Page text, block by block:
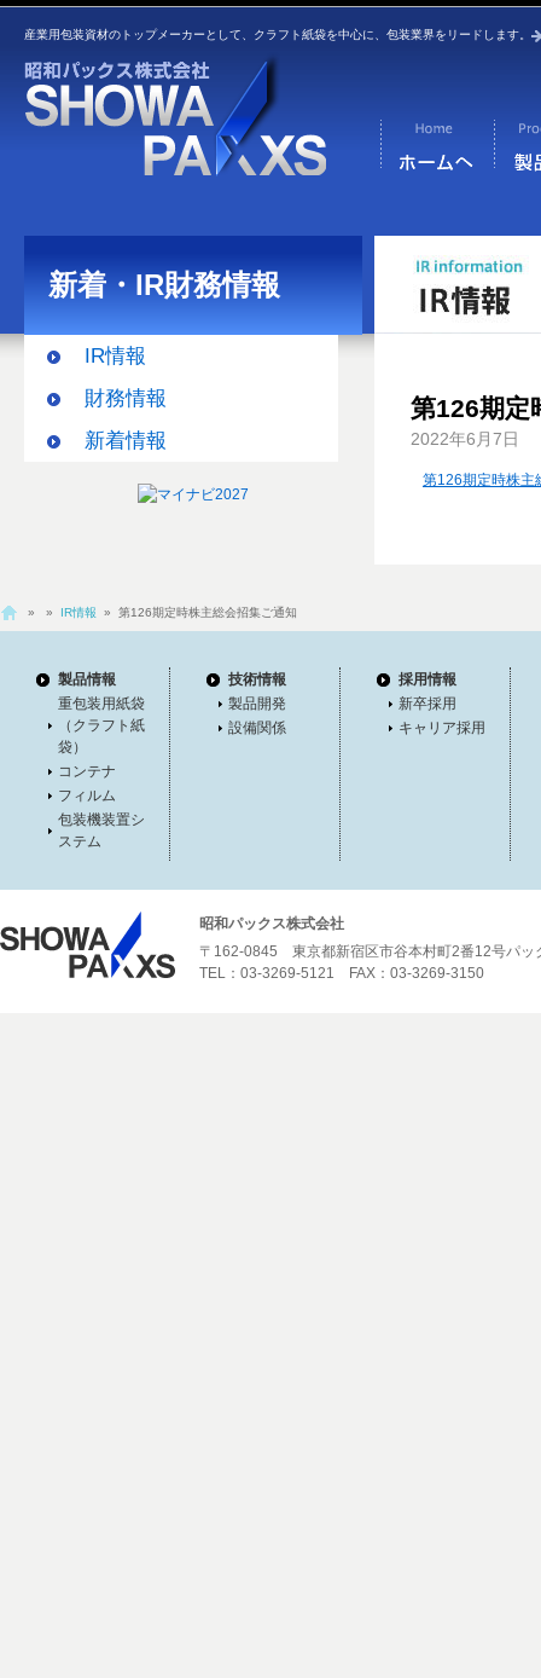
産業用包装資材のトップメーカーとして、クラフト紙袋を中心に、包装業界をリードします。
新着・IR財務情報
IR情報
財務情報
新着情報
第126期定
2022年6月7日
第126期定時株主
» » IR情報 » 第126期定時株主総会招集ご通知
製品情報
重包装用紙袋
（クラフト紙
袋）
コンテナ
フィルム
包装機装置シ
ステム
技術情報
製品開発
設備関係
採用情報
新卒採用
キャリア採用
昭和パックス株式会社
〒162-0845 東京都新宿区市谷本村町2番12号パッ
TEL：03-3269-5121 FAX：03-3269-3150